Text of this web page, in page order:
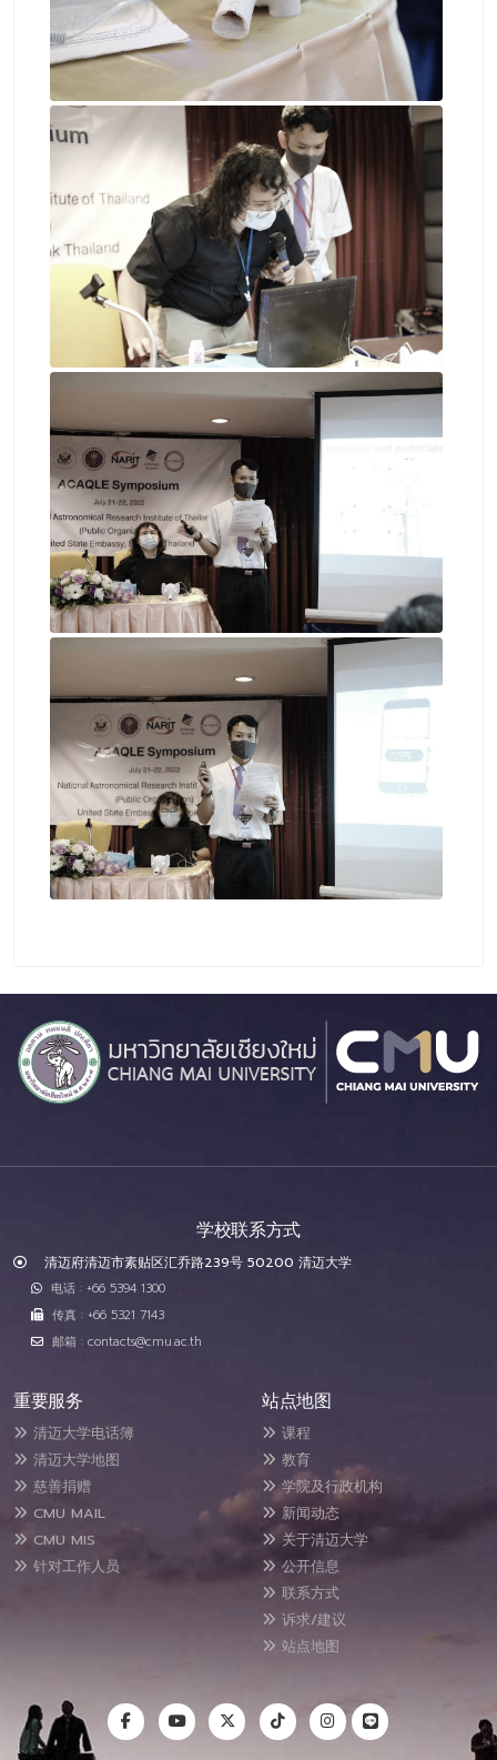
学校联系方式
清迈府清迈市素贴区汇乔路239号 50200 清迈大学
电话 : +66 5394 1300
传真 : +66 5321 7143
邮箱 : contacts@cmu.ac.th
重要服务
清迈大学电话簿
清迈大学地图
慈善捐赠
CMU MAIL
CMU MIS
针对工作人员
站点地图
课程
教育
学院及行政机构
新闻动态
关于清迈大学
公开信息
联系方式
诉求/建议
站点地图